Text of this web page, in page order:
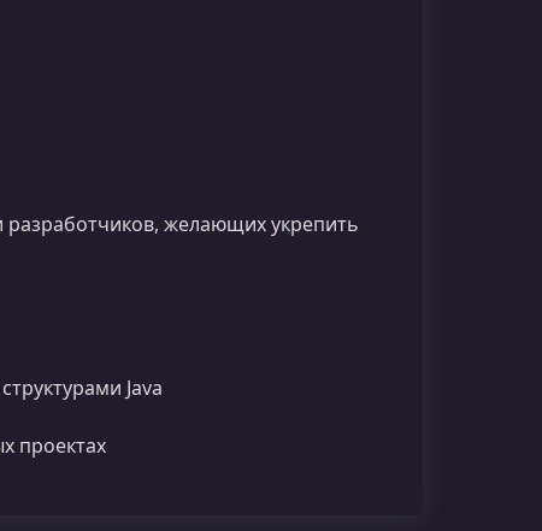
разработчиков, желающих укрепить
Java
проектах